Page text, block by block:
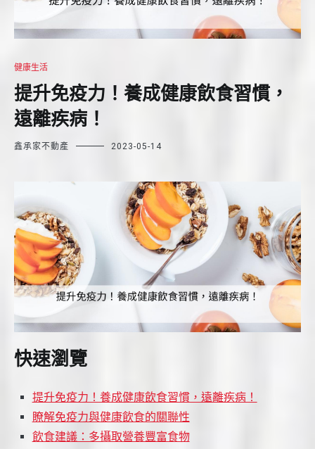
健康生活
提升免疫力！養成健康飲食習慣，
遠離疾病！
鑫承家不動產 2023-05-14
快速瀏覽
提升免疫力！養成健康飲食習慣，遠離疾病！
瞭解免疫力與健康飲食的關聯性
飲食建議：多攝取營養豐富食物